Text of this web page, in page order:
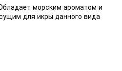
морским ароматом и
для икры данного вида